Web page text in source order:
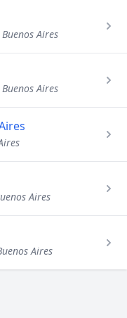
Aires
Aires
Aires
Aires